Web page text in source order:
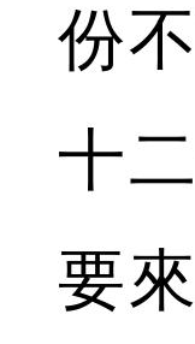
份
十
要